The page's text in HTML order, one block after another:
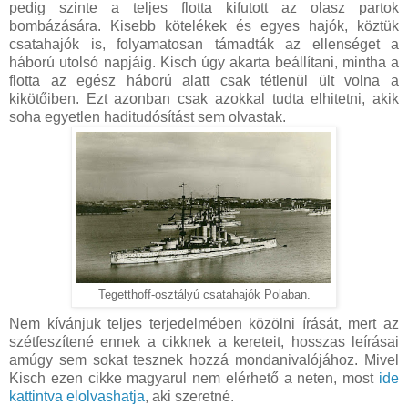
pedig szinte a teljes flotta kifutott az olasz partok
bombázására. Kisebb kötelékek és egyes hajók, köztük
csatahajók is, folyamatosan támadták az ellenséget a
háború utolsó napjáig. Kisch úgy akarta beállítani, mintha a
flotta az egész háború alatt csak tétlenül ült volna a
kikötőiben. Ezt azonban csak azokkal tudta elhitetni, akik
soha egyetlen haditudósítást sem olvastak.
Tegetthoff-osztályú csatahajók Polaban.
Nem kívánjuk teljes terjedelmében közölni írását, mert az
szétfeszítené ennek a cikknek a kereteit, hosszas leírásai
amúgy sem sokat tesznek hozzá mondanivalójához. Mivel
Kisch ezen cikke magyarul nem elérhető a neten, most ide
kattintva elolvashatja, aki szeretné.